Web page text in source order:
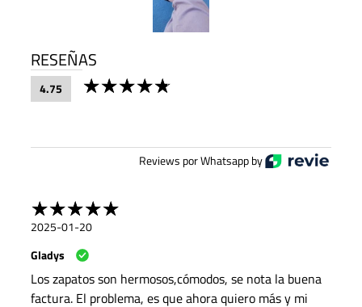
RESEÑAS
4.75
Reviews por Whatsapp by
2025-01-20
Gladys
Los zapatos son hermosos,cómodos, se nota la buena
factura. El problema, es que ahora quiero más y mi